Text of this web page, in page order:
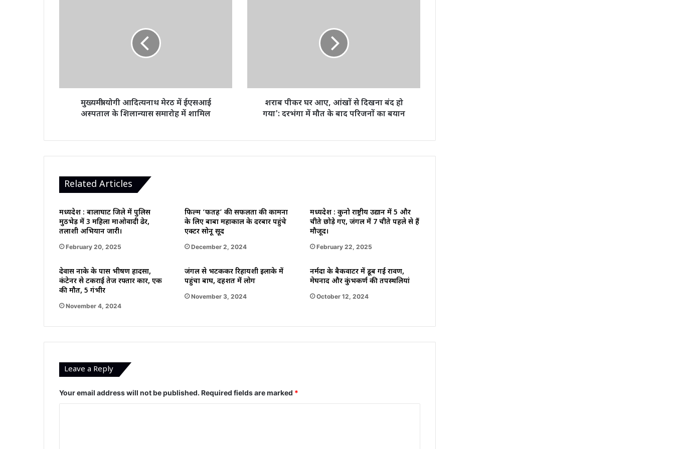
शिलान्यास
मुख्यमंत्री योगी आदित्यनाथ मेरठ में ईएसआई
अस्पताल के शिलान्यास समारोह में शामिल
हो
के
शराब पीकर घर आए, आंखों से दिखना बंद हो
गया': दरभंगा में मौत के बाद परिजनों का बयान
Related Articles
मध्यप्रदेश : बालाघाट जिले में पुलिस
मुठभेड़ में 3 महिला माओवादी ढेर,
तलाशी अभियान जारी।
February 20, 2025
फिल्म ‘फतह’ की सफलता की कामना
के लिए बाबा महाकाल के दरबार पहुंचे
एक्टर सोनू सूद
December 2, 2024
मध्यप्रदेश : कुनो राष्ट्रीय उद्यान में 5 और
चीते छोड़े गए, जंगल में 7 चीते पहले से हैं
मौजूद।
February 22, 2025
देवास नाके के पास भीषण हादसा,
कंटेनर से टकराई तेज रफ्तार कार, एक
की मौत, 5 गंभीर
November 4, 2024
जंगल से भटककर रिहायशी इलाके में
पहुंचा बाघ, दहशत में लोग
November 3, 2024
नर्मदा के बैकवाटर में डूब गईं रावण,
मेघनाद और कुंभकर्ण की तपस्थलियां
October 12, 2024
Leave a Reply
Your email address will not be published. Required fields are marked *